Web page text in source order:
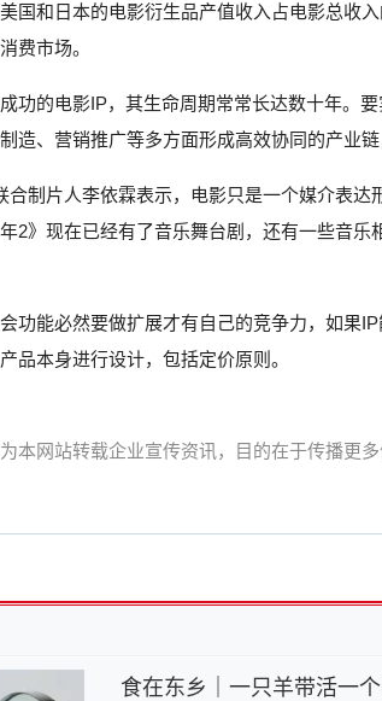
国和日本的电影衍生品产值收入占电影总收
费市场。
功的电影IP，其生命周期常常长达数十年。
造、营销推广等多方面形成高效协同的产业
合制片人李依霖表示，电影只是一个媒介表
2》现在已经有了音乐舞台剧，还有一些音
功能必然要做扩展才有自己的竞争力，如果
品本身进行设计，包括定价原则。
本网站转载企业宣传资讯，目的在于传播更
食在东乡｜一只羊带活一